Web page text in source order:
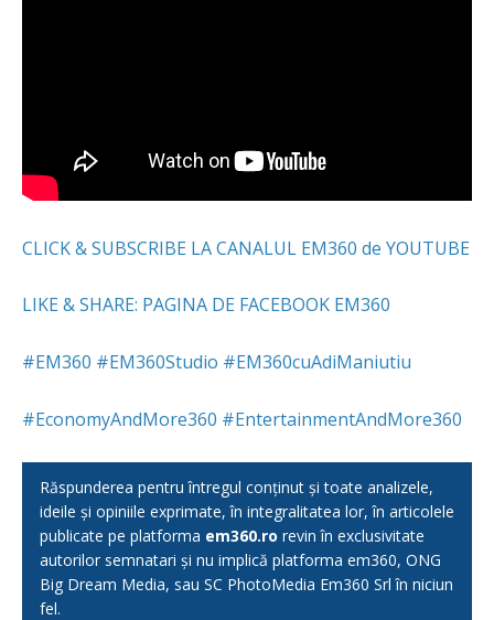
CLICK & SUBSCRIBE LA CANALUL EM360 de YOUTUBE
LIKE & SHARE: PAGINA DE FACEBOOK EM360
#EM360 #EM360Studio #EM360cuAdiManiutiu
#EconomyAndMore360 #EntertainmentAndMore360
Răspunderea pentru întregul conținut și toate analizele,
ideile și opiniile exprimate, în integralitatea lor, în articolele
publicate pe platforma em360.ro revin în exclusivitate
autorilor semnatari și nu implică platforma em360, ONG
Big Dream Media, sau SC PhotoMedia Em360 Srl în niciun
fel.